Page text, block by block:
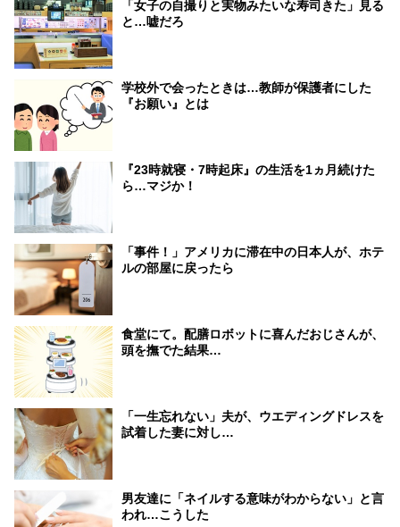
「女子の自撮りと実物みたいな寿司きた」見る
と…嘘だろ
学校外で会ったときは…教師が保護者にした
『お願い』とは
『23時就寝・7時起床』の生活を1ヵ月続けた
ら…マジか！
「事件！」アメリカに滞在中の日本人が、ホテ
ルの部屋に戻ったら
食堂にて。配膳ロボットに喜んだおじさんが、
頭を撫でた結果…
「一生忘れない」夫が、ウエディングドレスを
試着した妻に対し…
男友達に「ネイルする意味がわからない」と言
われ…こうした